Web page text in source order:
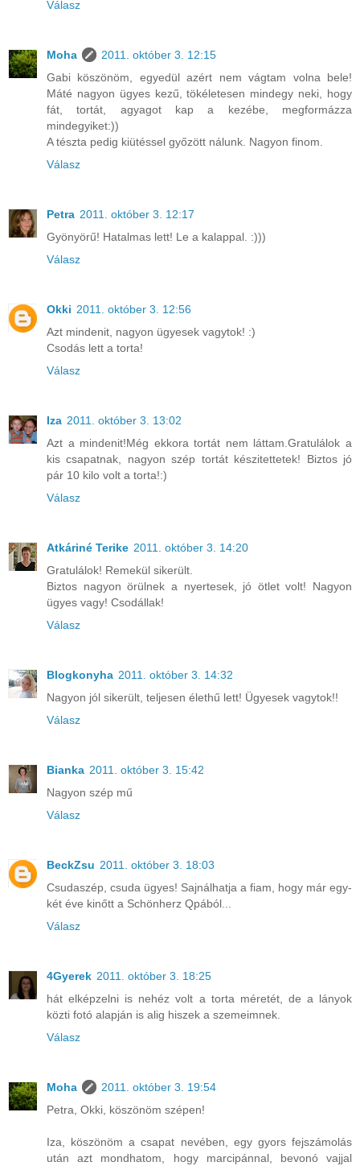
Válasz
Moha
2011. október 3. 12:15
Gabi köszönöm, egyedül azért nem vágtam volna bele!
Máté nagyon ügyes kezű, tökéletesen mindegy neki, hogy
fát, tortát, agyagot kap a kezébe, megformázza
mindegyiket:))
A tészta pedig kiütéssel győzött nálunk. Nagyon finom.
Válasz
Petra 2011. október 3. 12:17
Gyönyörű! Hatalmas lett! Le a kalappal. :)))
Válasz
Okki 2011. október 3. 12:56
Azt mindenit, nagyon ügyesek vagytok! :)
Csodás lett a torta!
Válasz
Iza 2011. október 3. 13:02
Azt a mindenit!Még ekkora tortát nem láttam.Gratulálok a
kis csapatnak, nagyon szép tortát készitettetek! Biztos jó
pár 10 kilo volt a torta!:)
Válasz
Atkáriné Terike 2011. október 3. 14:20
Gratulálok! Remekül sikerült.
Biztos nagyon örülnek a nyertesek, jó ötlet volt! Nagyon
ügyes vagy! Csodállak!
Válasz
Blogkonyha 2011. október 3. 14:32
Nagyon jól sikerült, teljesen élethű lett! Ügyesek vagytok!!
Válasz
Bianka 2011. október 3. 15:42
Nagyon szép mű
Válasz
BeckZsu 2011. október 3. 18:03
Csudaszép, csuda ügyes! Sajnálhatja a fiam, hogy már egy-
két éve kinőtt a Schönherz Qpából...
Válasz
4Gyerek 2011. október 3. 18:25
hát elképzelni is nehéz volt a torta méretét, de a lányok
közti fotó alapján is alig hiszek a szemeimnek.
Válasz
Moha
2011. október 3. 19:54
Petra, Okki, köszönöm szépen!
Iza, köszönöm a csapat nevében, egy gyors fejszámolás
után azt mondhatom, hogy marcipánnal, bevonó vajjal